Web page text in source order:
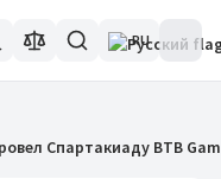
RU
Спартакиаду BTB